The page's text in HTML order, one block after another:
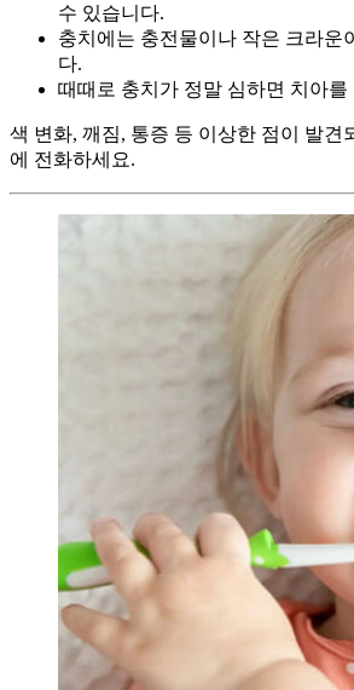
수 있습니다.
충치에는 충전물이나 작은 크라운
다.
때때로 충치가 정말 심하면 치아를
색 변화, 깨짐, 통증 등 이상한 점이 발견
에 전화하세요.